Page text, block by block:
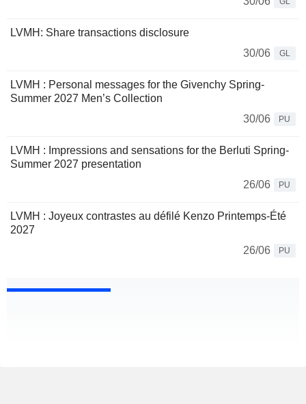
LVMH: Share transactions disclosure
30/06
GL
LVMH : Personal messages for the Givenchy Spring-
Summer 2027 Men’s Collection
30/06
PU
LVMH : Impressions and sensations for the Berluti Spring-
Summer 2027 presentation
26/06
PU
LVMH : Joyeux contrastes au défilé Kenzo Printemps-Été
2027
26/06
PU